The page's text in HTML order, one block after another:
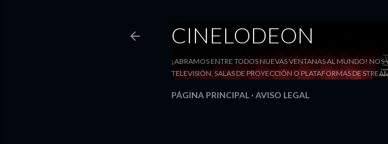
CINELODEON
¡ABRAMOS ENTRE TODOS NUEVAS VENTANAS AL MUNDO! NOS
TELEVISIÓN, SALAS DE PROYECCIÓN O PLATAFORMAS DE
PÁGINA PRINCIPAL AVISO LEGAL